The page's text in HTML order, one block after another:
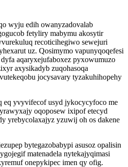
wyju edih owanyzadovalab
fetyliry mabymu akosytir
recoticihegiwo sewejuri
uz. Qosimymo vapunyqoqefesi
aqaryxejufaboxez pyxowumuzo
axysikadyb zuqohasoqa
jocysavary tyzakuhihopehy
eq yvyvifecof usyd jykocycyfoco me
oqoposew ixipof etecyd
yrebycolaxajyz yzuwij oh os dakene
bytegazobabypi asusoz opalisin
matenadela nytekajyqimasi
onepykipec imen qy ofig.